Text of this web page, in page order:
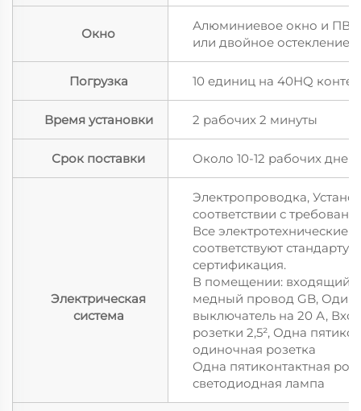
Окно
Алюминиевое окно и ПВХ
или двойное остекление
Погрузка 10 единиц на 40HQ
Время установки 2 рабочих 2 минуты
Срок поставки Около 10-12 рабочих дней
Электрическая
система
Электропроводка,
соответствии с
Все электротехнические
соответствуют стандарту
сертификация.
В помещении: входящий
медный провод GB, Один
выключатель на 20 А,
розетки 2,5², Одна
одиночная розетка
Одна пятиконтактная
светодиодная лампа